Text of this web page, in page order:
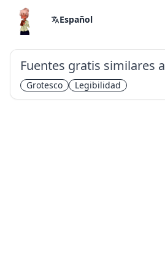
Español
Fuentes gratis similares a
Grotesco Legibilidad